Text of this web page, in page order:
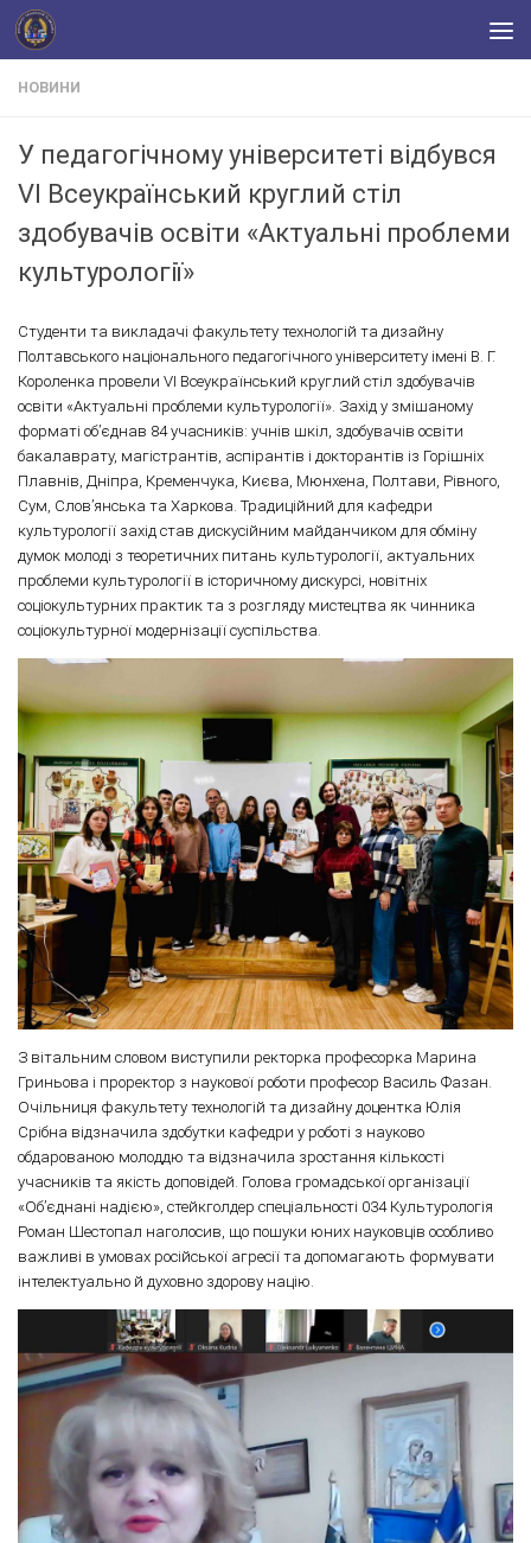
Skip to content
НОВИНИ
У педагогічному університеті відбувся
VІ Всеукраїнський круглий стіл
здобувачів освіти «Актуальні проблеми
культурології»
Студенти та викладачі факультету технологій та дизайну
Полтавського національного педагогічного університету імені В. Г.
Короленка провели VІ Всеукраїнський круглий стіл здобувачів
освіти «Актуальні проблеми культурології». Захід у змішаному
форматі об’єднав 84 учасників: учнів шкіл, здобувачів освіти
бакалаврату, магістрантів, аспірантів і докторантів із Горішніх
Плавнів, Дніпра, Кременчука, Києва, Мюнхена, Полтави, Рівного,
Сум, Слов’янська та Харкова. Традиційний для кафедри
культурології захід став дискусійним майданчиком для обміну
думок молоді з теоретичних питань культурології, актуальних
проблеми культурології в історичному дискурсі, новітніх
соціокультурних практик та з розгляду мистецтва як чинника
соціокультурної модернізації суспільства.
З вітальним словом виступили ректорка професорка Марина
Гриньова і проректор з наукової роботи професор Василь Фазан.
Очільниця факультету технологій та дизайну доцентка Юлія
Срібна відзначила здобутки кафедри у роботі з науково
обдарованою молоддю та відзначила зростання кількості
учасників та якість доповідей. Голова громадської організації
«Об’єднані надією», стейкголдер спеціальності 034 Культурологія
Роман Шестопал наголосив, що пошуки юних науковців особливо
важливі в умовах російської агресії та допомагають формувати
інтелектуально й духовно здорову націю.